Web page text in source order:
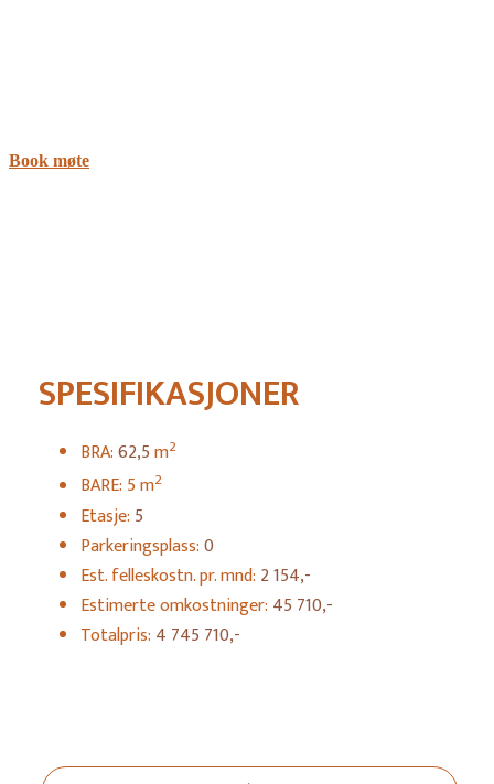
Book møte
SPESIFIKASJONER
BRA:62,5m2
BARE: 5 m2
Etasje: 5
Parkeringsplass:0
Est. felleskostn. pr. mnd: 2 154,-
Estimerte omkostninger: 45 710,-
Totalpris: 4 745 710,-